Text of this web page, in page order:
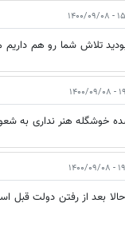
۰۸
۰۸
خوشگله هنر نداری به
۰۸
بعد از رفتن دولت قبل